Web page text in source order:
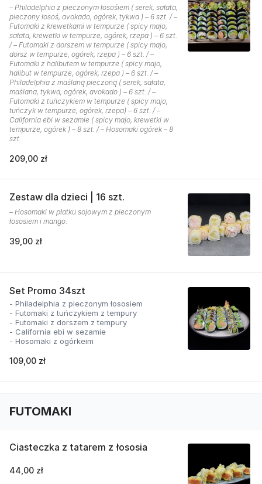
– Philadelphia z pieczonym łosośiem ( serek, sałata,
pieczony łosoś, avokado, ogórek, tykwa ) – 6 szt. / –
Futomaki z krewetkami w tempurze ( spicy majo,
sałata, krewetki w tempurze, ogórek, rzepa ) – 6 szt.
/ – Futomaki z dorszem w tempurze ( spicy majo,
dorsz w tempurze, ogórek, rzepa ) – 6 szt. / –
Futomaki z halibutem w tempurze ( spicy majo,
halibut w tempurze, ogórek, rzepa ) – 6 szt. / –
Philadelphia z maślaną pieczoną ( serek, sałata,
maślana, tykwa, ogórek, avokado ) – 6 szt. / –
Futomaki z tuńczykiem w tempurze ( spicy majo,
tuńczyk w tempurze, ogórek, rzepa) – 6 szt. / –
California ebi w sezamie ( spicy majo, krewetki w
tempurze, ogórek ) – 8 szt. / – Hosomaki ogórek – 8
szt.
209,00 zł
Zestaw dla dzieci | 16 szt.
– Hosomaki w płatku sojowym z pieczonym
łososiem i mango.
39,00 zł
Set Promo 34szt
- Philadelphia z pieczonym łososiem
- Futomaki z tuńczykiem z tempury
- Futomaki z dorszem z tempury
- California ebi w sezamie
- Hosomaki z ogórkeim
109,00 zł
FUTOMAKI
Ciasteczka z tatarem z łososia
44,00 zł